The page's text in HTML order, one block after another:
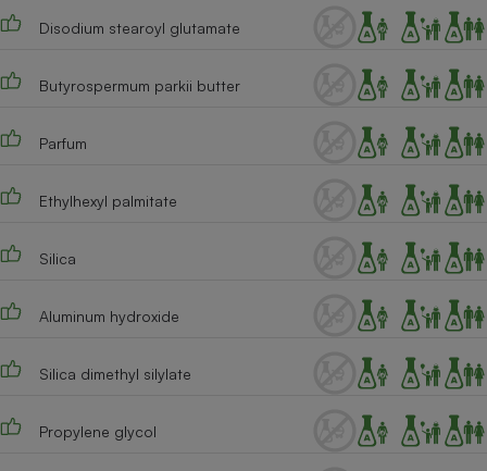
Disodium stearoyl glutamate
Butyrospermum parkii butter
Parfum
Ethylhexyl palmitate
Silica
Aluminum hydroxide
Silica dimethyl silylate
Propylene glycol